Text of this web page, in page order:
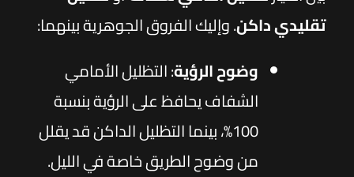
تقليدي داكن. وإليك الفروق الجوهرية بينهما:
وضوح الرؤية: التظليل الأمامي
الشفاف يحافظ على الرؤية بنسبة
100%، بينما التظليل الداكن قد يقلل
من وضوح الطريق خاصة في الليل.